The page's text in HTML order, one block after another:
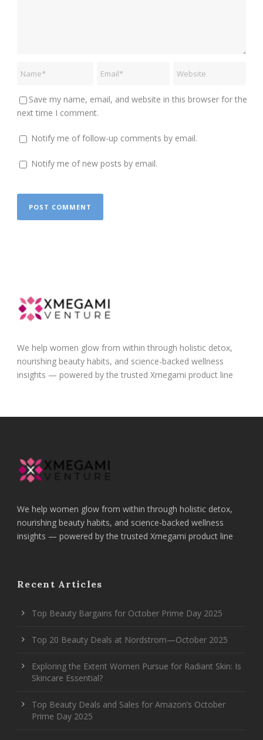
Save my name, email, and website in this browser for the
next time I comment.
Notify me of follow-up comments by email.
Notify me of new posts by email.
We help women glow from within through holistic detox,
nourishing beauty habits, and science-backed wellness
insights — powered by the trusted Xmegami product line
We help women glow from within through holistic detox,
nourishing beauty habits, and science-backed wellness
insights — powered by the trusted Xmegami product line
Recent Articles
Top Beauty Bargains for October Prime Day 2025
Top 20 Beauty Deals at Nordstrom—October 2025
Exploring the Extent Women Pursue for Radiant Skin: Is
Skincare Essential?
Top Beauty Deals and Sales for Amazon’s October
Prime Day 2025